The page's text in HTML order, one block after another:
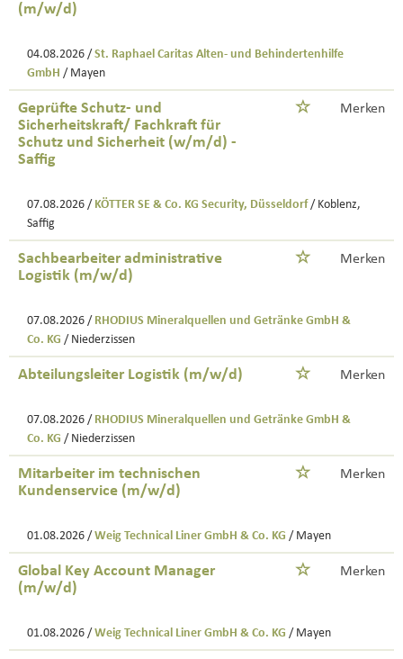
(m/w/d)
04.08.2026 / St. Raphael Caritas Alten- und Behindertenhilfe
GmbH / Mayen
Geprüfte Schutz- und
Sicherheitskraft/ Fachkraft für
Schutz und Sicherheit (w/m/d) -
Saffig
Merken
07.08.2026 / KÖTTER SE & Co. KG Security, Düsseldorf / Koblenz,
Saffig
Sachbearbeiter administrative
Logistik (m/w/d)
Merken
07.08.2026 / RHODIUS Mineralquellen und Getränke GmbH &
Co. KG / Niederzissen
Abteilungsleiter Logistik (m/w/d) Merken
07.08.2026 / RHODIUS Mineralquellen und Getränke GmbH &
Co. KG / Niederzissen
Mitarbeiter im technischen
Kundenservice (m/w/d)
Merken
01.08.2026 / Weig Technical Liner GmbH & Co. KG / Mayen
Global Key Account Manager
(m/w/d)
Merken
01.08.2026 / Weig Technical Liner GmbH & Co. KG / Mayen